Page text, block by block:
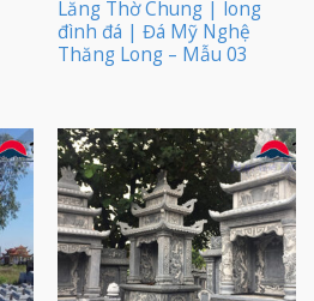
Lăng Thờ Chung | long
đình đá | Đá Mỹ Nghệ
Thăng Long – Mẫu 03